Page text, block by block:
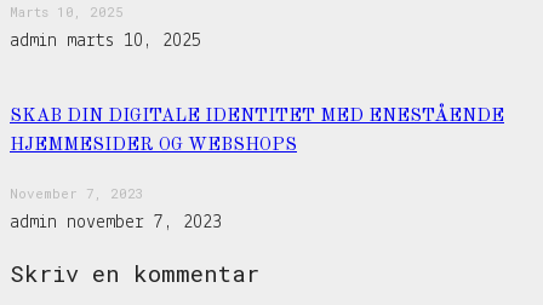
Marts 10, 2025
admin marts 10, 2025
SKAB DIN DIGITALE IDENTITET MED ENESTÅENDE
HJEMMESIDER OG WEBSHOPS
November 7, 2023
admin november 7, 2023
Skriv en kommentar